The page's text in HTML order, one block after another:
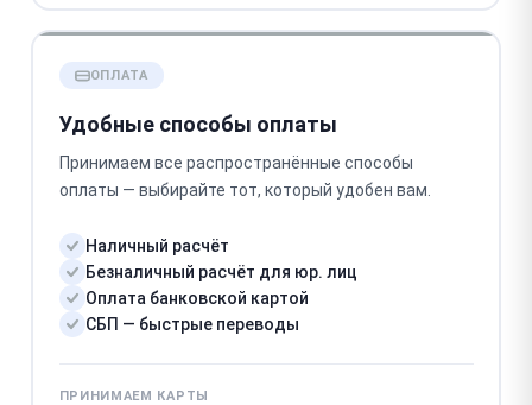
ОПЛАТА
Удобные способы оплаты
Принимаем все распространённые способы
оплаты — выбирайте тот, который удобен вам.
Наличный расчёт
Безналичный расчёт для юр. лиц
Оплата банковской картой
СБП — быстрые переводы
ПРИНИМАЕМ КАРТЫ